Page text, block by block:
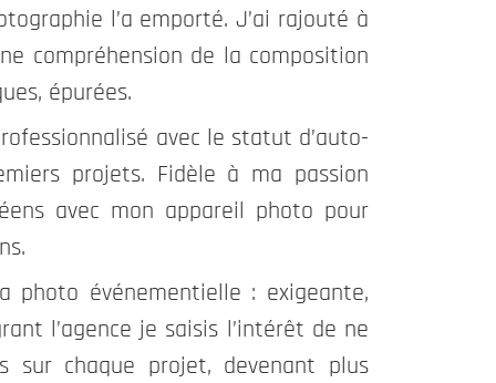
l’a emporté. J’ai rajouté à
compréhension de la composition
épurées.
avec le statut d’auto-
projets. Fidèle à ma passion
avec mon appareil photo pour
photo événementielle : exigeante,
l’agence je saisis l’intérêt de ne
sur chaque projet, devenant plus